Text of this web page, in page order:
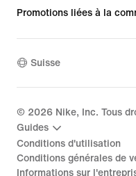
Promotions liées à la
Suisse
© 2026 Nike, Inc. Tous
Guides
Conditions d'utilisation
Conditions générales de
Informations sur